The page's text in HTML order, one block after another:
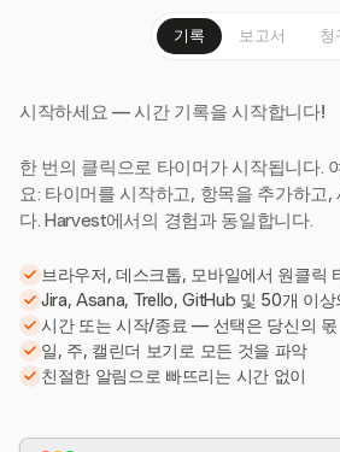
기록 보고서 청
시작하세요 — 시간 기록을 시작합니다!
한 번의 클릭으로 타이머가 시작됩니다.
요: 타이머를 시작하고, 항목을 추가하고,
다. Harvest에서의 경험과 동일합니다.
브라우저, 데스크톱, 모바일에서 원클릭
Jira, Asana, Trello, GitHub 및 50개 이상
시간 또는 시작/종료 — 선택은 당신의 몫
일, 주, 캘린더 보기로 모든 것을 파악
친절한 알림으로 빠뜨리는 시간 없이